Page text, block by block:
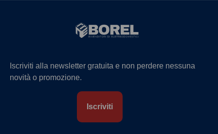
Iscriviti alla newsletter gratuita e non perdere nessuna
novità o promozione.
Iscriviti